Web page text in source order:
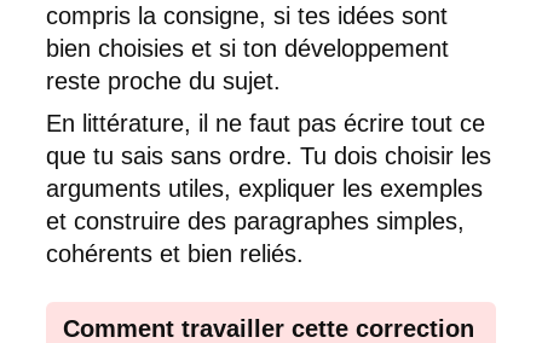
compris la consigne, si tes idées sont
bien choisies et si ton développement
reste proche du sujet.
En littérature, il ne faut pas écrire tout ce
que tu sais sans ordre. Tu dois choisir les
arguments utiles, expliquer les exemples
et construire des paragraphes simples,
cohérents et bien reliés.
Comment travailler cette correction